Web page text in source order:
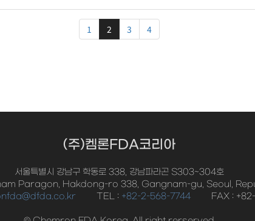
1 2 3 4
(주)켐론FDA코리아
서울특별시 강남구 학동로 338, 강남파라곤 S303~304호
Paragon, Hakdong-ro 338, Gangnam-gu, Seoul,
TEL : +82-2-568-7744 FAX :